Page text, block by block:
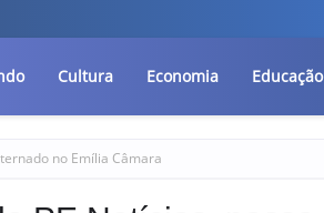
Cultura Economia Educação
no Emília Câmara